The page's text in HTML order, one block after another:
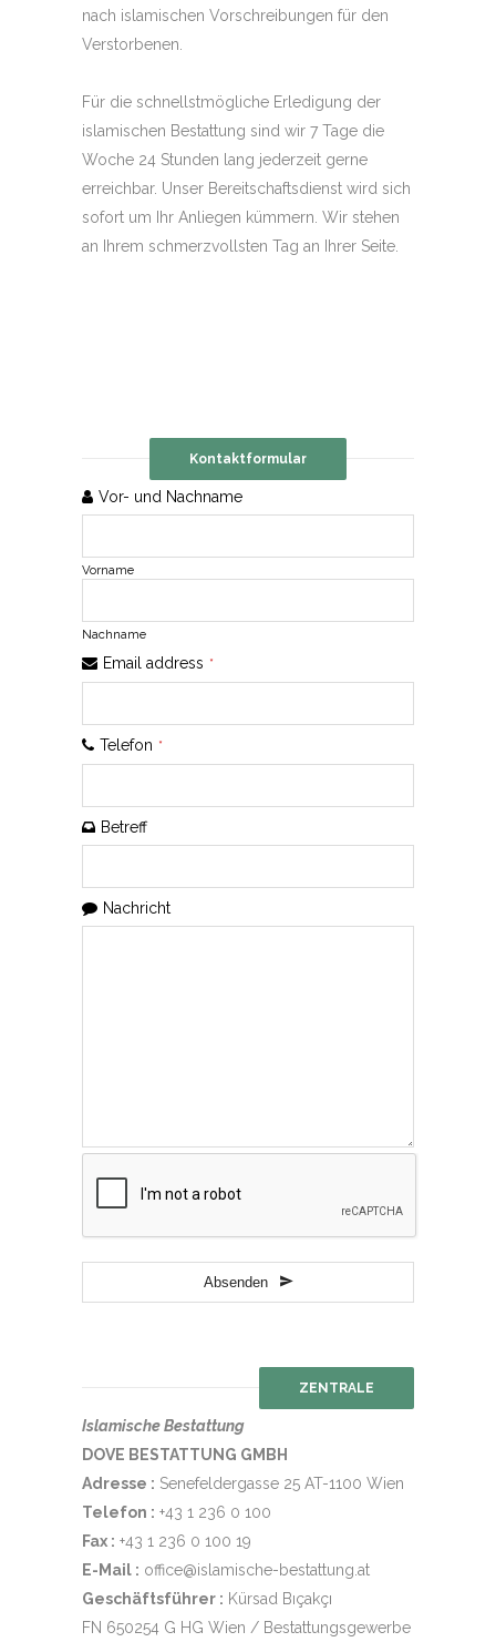
nach islamischen Vorschreibungen für den
Verstorbenen.
Für die schnellstmögliche Erledigung der
islamischen Bestattung sind wir 7 Tage die
Woche 24 Stunden lang jederzeit gerne
erreichbar. Unser Bereitschaftsdienst wird sich
sofort um Ihr Anliegen kümmern. Wir stehen
an Ihrem schmerzvollsten Tag an Ihrer Seite.
Kontaktformular
Vor- und Nachname
Vorname
Nachname
Email address *
Telefon *
Betreff
Nachricht
Business
Absenden
ZENTRALE
Islamische Bestattung
DOVE BESTATTUNG GMBH
Adresse : Senefeldergasse 25 AT-1100 Wien
Telefon : +43 1 236 0 100
Fax : +43 1 236 0 100 19
E-Mail : office@islamische-bestattung.at
Geschäftsführer : Kürsad Bıçakçı
FN 650254 G HG Wien / Bestattungsgewerbe